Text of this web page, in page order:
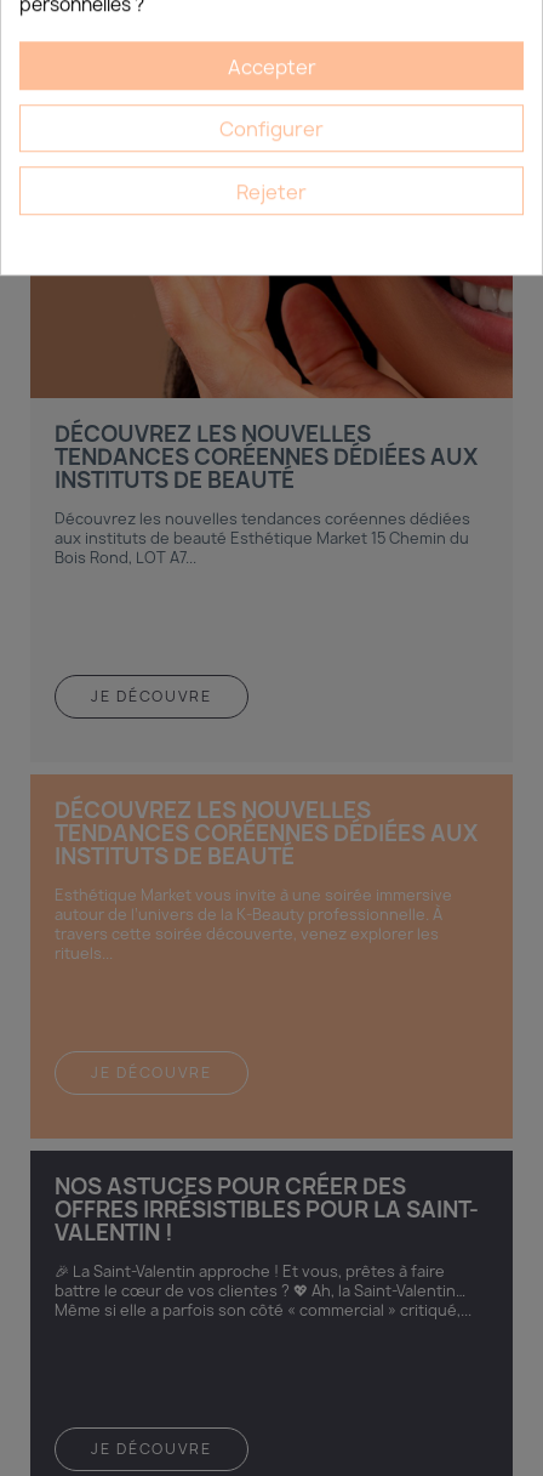
DÉCOUVREZ LES NOUVELLES
TENDANCES CORÉENNES DÉDIÉES AUX
INSTITUTS DE BEAUTÉ
Découvrez les nouvelles tendances coréennes dédiées
aux instituts de beauté Esthétique Market 15 Chemin du
Bois Rond, LOT A7...
JE DÉCOUVRE
DÉCOUVREZ LES NOUVELLES
TENDANCES CORÉENNES DÉDIÉES AUX
INSTITUTS DE BEAUTÉ
Esthétique Market vous invite à une soirée immersive
autour de l’univers de la K-Beauty professionnelle. À
travers cette soirée découverte, venez explorer les
rituels...
JE DÉCOUVRE
NOS ASTUCES POUR CRÉER DES
OFFRES IRRÉSISTIBLES POUR LA SAINT-
VALENTIN !
🎉 La Saint-Valentin approche ! Et vous, prêtes à faire
battre le cœur de vos clientes ? 💖 Ah, la Saint-Valentin…
Même si elle a parfois son côté « commercial » critiqué,...
JE DÉCOUVRE
Accepter
Configurer
Rejeter